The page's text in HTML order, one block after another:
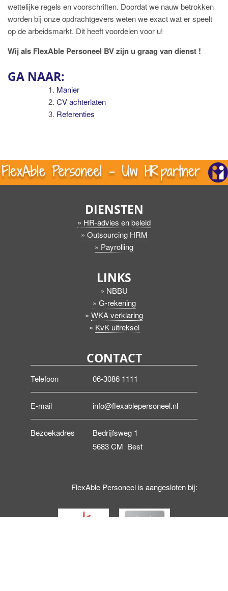
wettelijke regels en voorschriften. Doordat we nauw betrokken
worden bij onze opdrachtgevers weten we exact wat er speelt
op de arbeidsmarkt. Dit heeft voordelen voor u!
Wij als FlexAble Personeel BV zijn u graag van dienst !
GA NAAR:
Manier
CV achterlaten
Referenties
DIENSTEN
» HR-advies en beleid
» Outsourcing HRM
» Payrolling
LINKS
» NBBU
» G-rekening
» WKA verklaring
» KvK uitreksel
CONTACT
Telefoon 06-3086 1111
E-mail info@flexablepersoneel.nl
Bezoekadres
Bedrijfsweg 1
5683 CM Best
FlexAble Personeel is aangesloten bij: